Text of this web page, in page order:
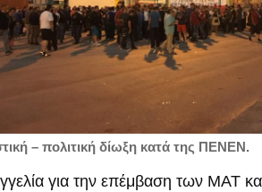
– πολιτική δίωξη κατά της ΠΕΝΕΝ.
για την επέμβαση των ΜΑΤ